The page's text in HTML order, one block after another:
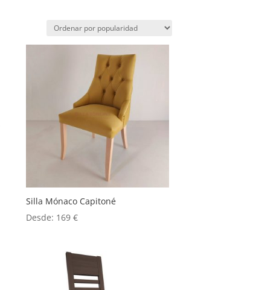
Silla Mónaco Capitoné
Desde: 169€